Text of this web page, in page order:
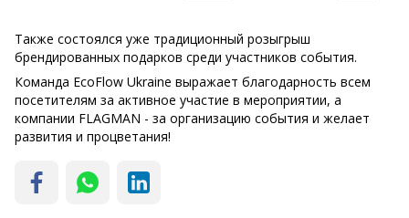
Также состоялся уже традиционный розыгрыш
брендированных подарков среди участников события.
Команда EcoFlow Ukraine выражает благодарность всем
посетителям за активное участие в мероприятии, а
компании FLAGMAN - за организацию события и желает
развития и процветания!